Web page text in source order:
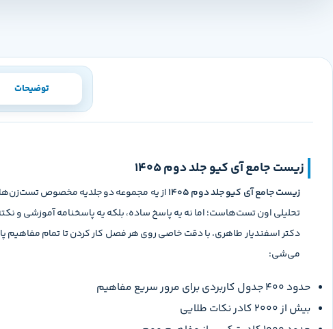
توضیحات
زیست جامع آی کیو جلد دوم 1405
زیست جامع آی کیو جلد دوم 1405
از یه مجموعه دو جلدیه مخصوص
تحلیلی اون تست‌هاست؛ اما نه یه پاسخ ساده، بلکه یه پاسخنامه آموزشی و
دکتر اسفندیار طاهری، با دقت خاصی روی هر فصل کار کردن تا تمام
می‌شی:
حدود ۴۰۰ جدول کاربردی برای مرور سریع مفاهیم
بیش از ۲۰۰۰ کادر نکات طلایی